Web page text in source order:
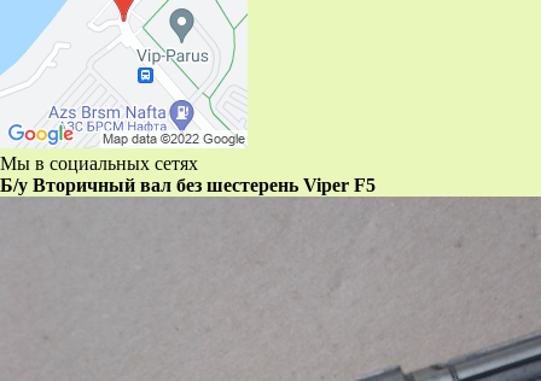
Мы в социальных сетях
Б/у Вторичный вал без шестерень Viper F5